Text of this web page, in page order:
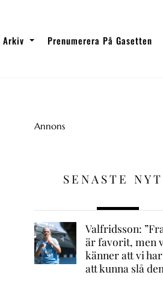
Arkiv Prenumerera På Gasetten
Annons
SENASTE
Valfridsson:
är favorit, men
känner att vi
att kunna slå